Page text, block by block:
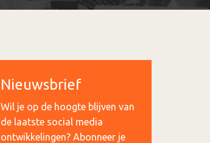
Nieuwsbrief
Wil je op de hoogte blijven van
de laatste social media
ontwikkelingen? Abonneer je